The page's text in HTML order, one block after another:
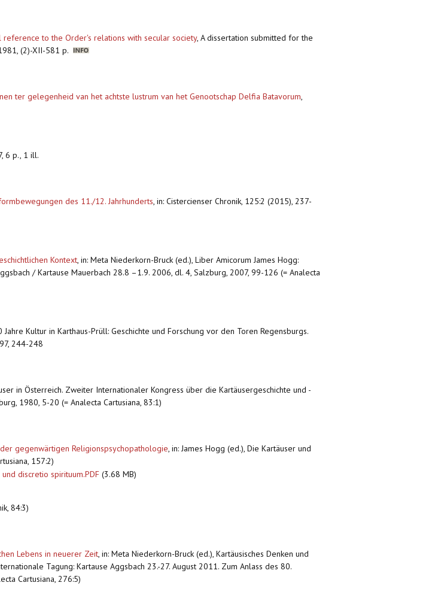
reference to the Order's relations with secular society, A dissertation submitted for the
(2)-XII-581 p.
ter gelegenheid van het achtste lustrum van het Genootschap Delfia Batavorum,
6 p., 1 ill.
des 11./12. Jahrhunderts, in: Cistercienser Chronik, 125:2 (2015), 237-
Kontext, in: Meta Niederkorn-Bruck (ed.), Liber Amicorum James Hogg:
/ Kartause Mauerbach 28.8 –1.9. 2006, dl. 4, Salzburg, 2007, 99-126 (= Analecta
Jahre Kultur in Karthaus-Prüll: Geschichte und Forschung vor den Toren Regensburgs.
244-248
in Österreich. Zweiter Internationaler Kongress über die Kartäusergeschichte und -
1980, 5-20 (= Analecta Cartusiana, 83:1)
gegenwärtigen Religionspsychopathologie, in: James Hogg (ed.), Die Kartäuser und
157:2)
und discretio spirituum.PDF (3.68 MB)
84:3)
Lebens in neuerer Zeit, in: Meta Niederkorn-Bruck (ed.), Kartäusisches Denken und
Tagung: Kartause Aggsbach 23.-27. August 2011. Zum Anlass des 80.
Cartusiana, 276:5)